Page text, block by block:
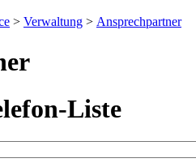
> Verwaltung > Ansprechpartner
Liste